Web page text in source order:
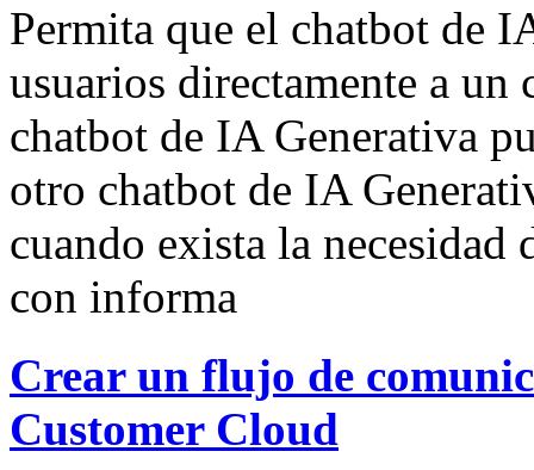
Permita que el chatbot de
usuarios directamente a
chatbot de IA Generativa
otro chatbot de IA
cuando exista la necesidad
con informa
Crear un flujo de
Customer Cloud